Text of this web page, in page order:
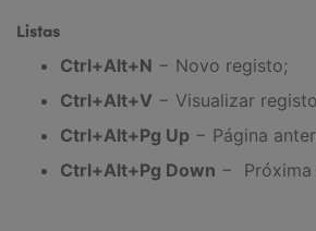
Listas
Ctrl+Alt+N − Novo registo;
Ctrl+Alt+V − Visualizar
Ctrl+Alt+Pg Up − Página
Ctrl+Alt+Pg Down − Próxima